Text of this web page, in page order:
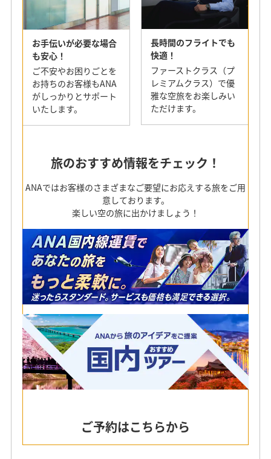
お手伝いが必要な場合
も安心！
ご不安やお困りごとを
お持ちのお客様もANA
がしっかりとサポート
いたします。
長時間のフライトでも
快適！
ファーストクラス（プ
レミアムクラス）で優
雅な空旅をお楽しみい
ただけます。
旅のおすすめ情報をチェック！
ANAではお客様のさまざまなご要望にお応えする旅をご用
意しております。
楽しい空の旅に出かけましょう！
ご予約はこちらから